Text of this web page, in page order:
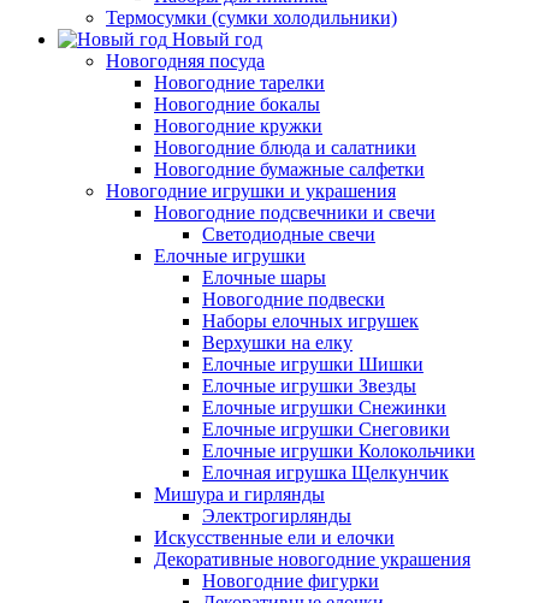
Термосумки (сумки холодильники)
Новый год
Новогодняя посуда
Новогодние тарелки
Новогодние бокалы
Новогодние кружки
Новогодние блюда и салатники
Новогодние бумажные салфетки
Новогодние игрушки и украшения
Новогодние подсвечники и свечи
Светодиодные свечи
Елочные игрушки
Елочные шары
Новогодние подвески
Наборы елочных игрушек
Верхушки на елку
Елочные игрушки Шишки
Елочные игрушки Звезды
Елочные игрушки Снежинки
Елочные игрушки Снеговики
Елочные игрушки Колокольчики
Елочная игрушка Щелкунчик
Мишура и гирлянды
Электрогирлянды
Искусственные ели и елочки
Декоративные новогодние украшения
Новогодние фигурки